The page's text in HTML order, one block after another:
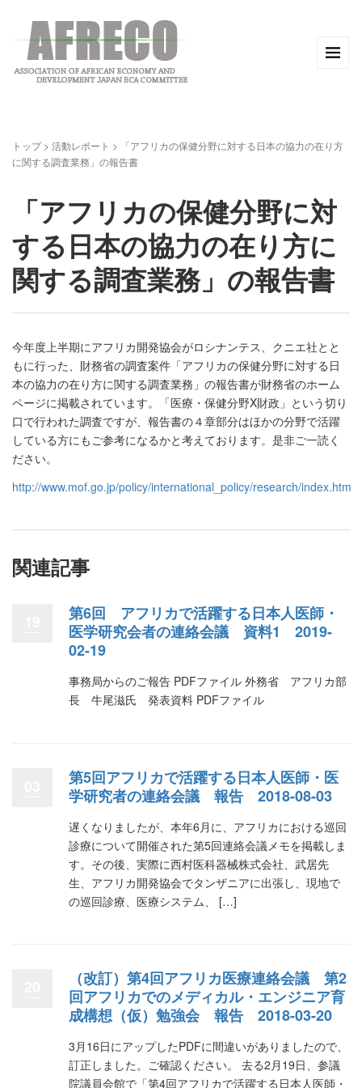
トップ> 活動レポート >
「アフリカの保健分野に対する日本の協力の在り方
に関する調査業務」の報告書
「アフリカの保健分野に対
する日本の協力の在り方に
関する調査業務」の報告書
今年度上半期にアフリカ開発協会がロシナンテス、クニエ社とと
もに行った、財務省の調査案件「アフリカの保健分野に対する日
本の協力の在り方に関する調査業務」の報告書が財務省のホーム
ページに掲載されています。「医療・保健分野X財政」という切り
口で行われた調査ですが、報告書の４章部分はほかの分野で活躍
している方にもご参考になるかと考えております。是非ご一読く
ださい。
http://www.mof.go.jp/policy/international_policy/research/index.htm
関連記事
第6回 アフリカで活躍する日本人医師・
医学研究会者の連絡会議 資料1 2019-
02-19
事務局からのご報告 PDFファイル 外務省 アフリカ部
長 牛尾滋氏 発表資料 PDFファイル
第5回アフリカで活躍する日本人医師・医
学研究者の連絡会議 報告 2018-08-03
遅くなりましたが、本年6月に、アフリカにおける巡回
診療について開催された第5回連絡会議メモを掲載しま
す。その後、実際に西村医科器械株式会社、武居先
生、アフリカ開発協会でタンザニアに出張し、現地で
の巡回診療、医療システム、 […]
（改訂）第4回アフリカ医療連絡会議 第2
回アフリカでのメディカル・エンジニア育
成構想（仮）勉強会 報告 2018-03-20
3月16日にアップしたPDFに間違いがありましたので、
訂正しました。ご確認ください。 去る2月19日、参議
院議員会館で「第4回アフリカで活躍する日本人医師・